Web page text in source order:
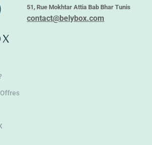
51, Rue Mokhtar Attia Bab Bhar Tunis
contact@belybox.com